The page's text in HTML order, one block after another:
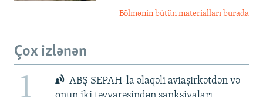
Bölmənin bütün materialları burada
Çox izlənən
1
ABŞ SEPAH-la əlaqəli aviaşirkətdən və